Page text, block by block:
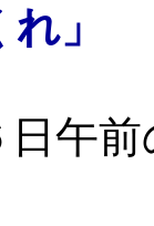
」
日午